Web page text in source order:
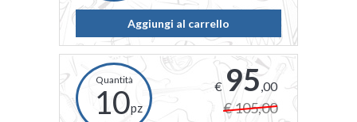
Aggiungi al carrello
10pz
€ 95,00
€ 105,00